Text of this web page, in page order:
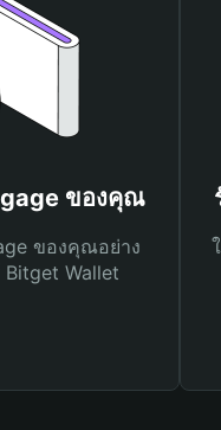
ของคุณ
ของคุณอย่าง
Wallet